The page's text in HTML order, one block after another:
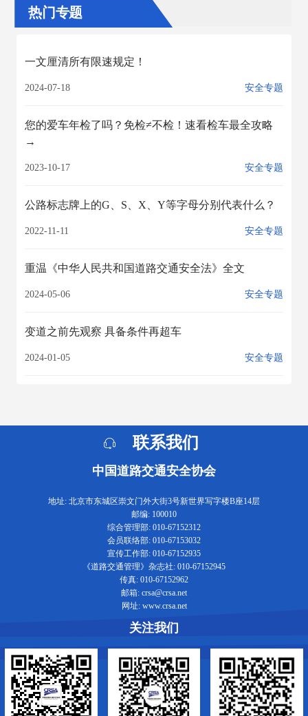
热门专题
一文厘清所有限速规定！
2024-07-18 安全专题
您的爱车年检了吗？免检≠不检！速看检车最全攻略
→
2023-10-17 安全专题
公路标志牌上的G、S、X、Y等字母分别代表什么？
2022-11-11 安全专题
重温《中华人民共和国道路交通安全法》全文
2024-05-06 安全专题
变道之前先观察 具备条件再超车
2024-01-05 安全专题
联系我们
中国道路交通安全协会
地址: 北京市东城区崇文门外大街3号新世界写字楼B座14层
邮编: 100010
综合管理部: 010-67152312
会员联络部: 010-67153032
宣传工作部: 010-67152935
《道路交通管理》杂志社: 010-67152945
传真: 010-67152962
邮箱: crsa@crsa.net
网址: www.crsa.net
关注我们